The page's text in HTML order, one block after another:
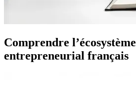
Comprendre l’écosystème
entrepreneurial français